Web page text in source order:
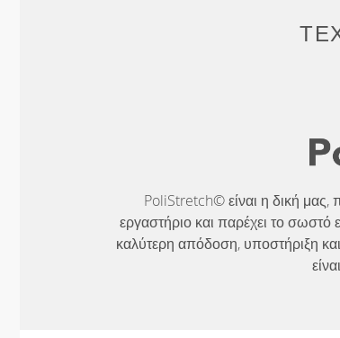
PoliStretch© είναι η δική μας,
εργαστήριο και παρέχει το
καλύτερη απόδοση, υποστήριξη